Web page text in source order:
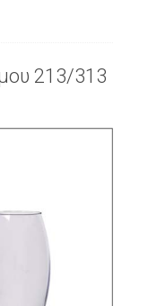
213/313